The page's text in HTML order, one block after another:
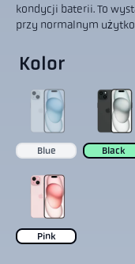
kondycji baterii. To
przy normalnym
Kolor
Blue Black
Pink